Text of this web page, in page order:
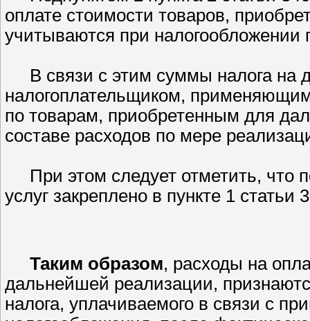
оплате стоимости товаров,
учитываются при налогообложении
В связи с этим суммы налога на
налогоплательщиком,
по товарам, приобретенным для
составе расходов по мере
При этом следует отметить, что
услуг закреплено в пункте 1 статьи
Таким образом, расходы на
дальнейшей реализации,
налога, уплачиваемого в связи с